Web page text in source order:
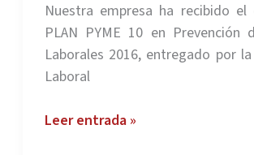
Nuestra empresa ha recibido el
PLAN PYME 10 en Prevención
Laborales 2016, entregado por
Laboral
Plan
Leer entrada »